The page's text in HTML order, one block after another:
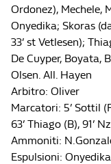
Ordonez), Mechele,
Onyedika; Skoras
33’ st Vetlesen);
De Cuyper, Boyata,
Olsen. All. Hayen
Arbitro: Oliver
Marcatori: 5’ Sottil
63’ Thiago (B), 91’
Ammoniti:
Espulsioni: Onyedika